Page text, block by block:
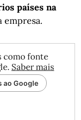
países na
empresa.
como fonte
Saber mais
ao Google